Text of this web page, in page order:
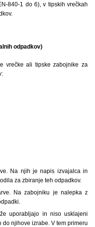
840-1 do 6), v tipskih vrečkah
odpadkov)
vrečke ali tipske zabojnike za
Na njih je napis izvajalca in
za zbiranje teh odpadkov.
Na zabojniku je nalepka z
uporabljajo in niso usklajeni
njihove izrabe. V tem primeru